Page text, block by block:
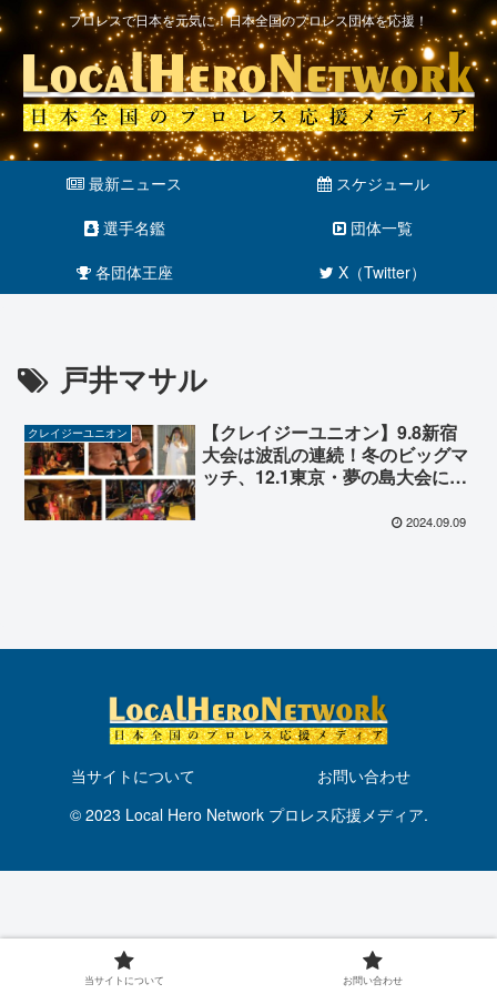
プロレスで日本を元気に！日本全国のプロレス団体を応援！
最新ニュース
スケジュール
選手名鑑
団体一覧
各団体王座
X（Twitter）
戸井マサル
クレイジーユニオン
【クレイジーユニオン】9.8新宿
大会は波乱の連続！冬のビッグマ
ッチ、12.1東京・夢の島大会に向
2024.09.09
当サイトについて
お問い合わせ
© 2023 Local Hero Network プロレス応援メディア.
当サイトについて お問い合わせ